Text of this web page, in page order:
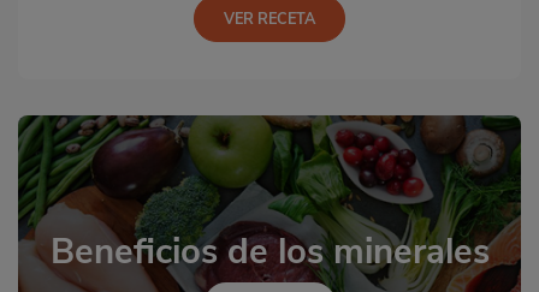
VER RECETA
Beneficios de los minerales